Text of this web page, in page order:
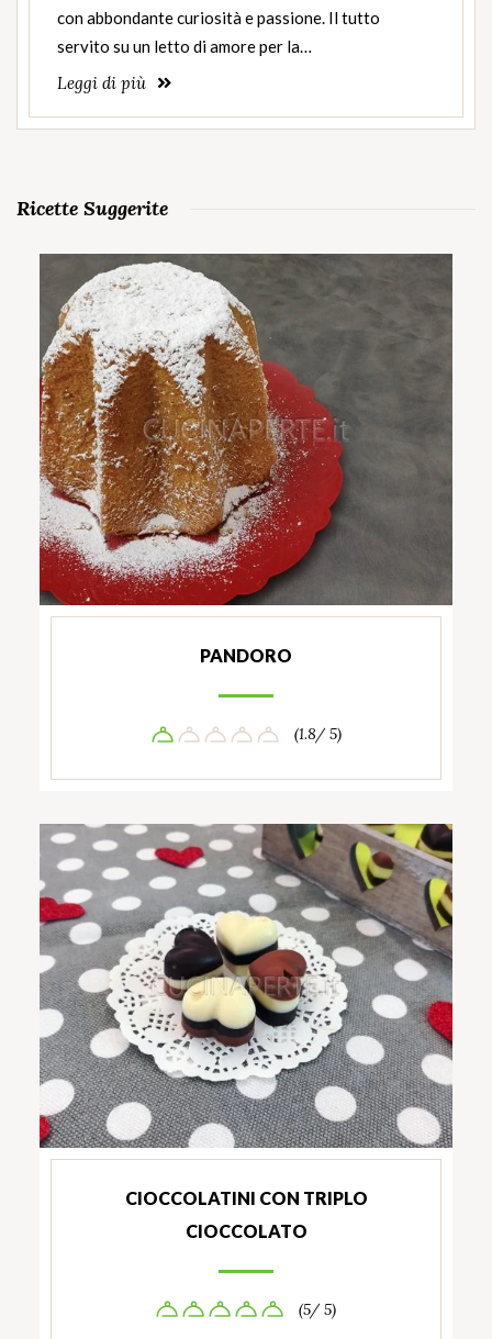
con abbondante curiosità e passione. Il tutto
servito su un letto di amore per la…
Leggi di più
Ricette Suggerite
PANDORO
(1.8/ 5)
CIOCCOLATINI CON TRIPLO
CIOCCOLATO
(5/ 5)